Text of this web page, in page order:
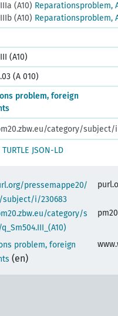
(A10) Reparationsproblem,
(A10) Reparationsproblem,
(A10)
(A 010)
problem, foreign
category/subject/
TURTLE JSON-LD
pressemappe20/
subject/i/230683
category/s
problem, foreign
(en)